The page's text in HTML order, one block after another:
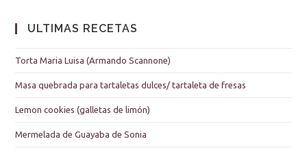
ULTIMAS RECETAS
Torta Maria Luisa (Armando Scannone)
Masa quebrada para tartaletas dulces/ tartaleta de fresas
Lemon cookies (galletas de limón)
Mermelada de Guayaba de Sonia